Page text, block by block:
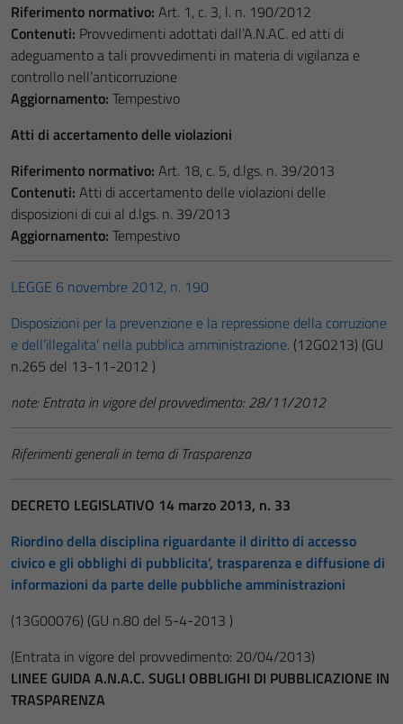
Riferimento normativo: Art. 1, c. 3, l. n. 190/2012
Contenuti: Provvedimenti adottati dall’A.N.AC. ed atti di
adeguamento a tali provvedimenti in materia di vigilanza e
controllo nell’anticorruzione
Aggiornamento: Tempestivo
Atti di accertamento delle violazioni
Riferimento normativo: Art. 18, c. 5, d.lgs. n. 39/2013
Contenuti: Atti di accertamento delle violazioni delle
disposizioni di cui al d.lgs. n. 39/2013
Aggiornamento: Tempestivo
LEGGE 6 novembre 2012, n. 190
Disposizioni per la prevenzione e la repressione della corruzione
e dell’illegalita’ nella pubblica amministrazione. (12G0213) (GU
n.265 del 13-11-2012 )
note:Entrata in vigore del provvedimento: 28/11/2012
Riferimenti generali in tema di Trasparenza
DECRETO LEGISLATIVO 14 marzo 2013, n. 33
Riordino della disciplina riguardante il diritto di accesso
civico e gli obblighi di pubblicita’, trasparenza e diffusione di
informazioni da parte delle pubbliche amministrazioni
(13G00076) (GU n.80 del 5-4-2013 )
(Entrata in vigore del provvedimento: 20/04/2013)
LINEE GUIDA A.N.A.C. SUGLI OBBLIGHI DI PUBBLICAZIONE IN
TRASPARENZA